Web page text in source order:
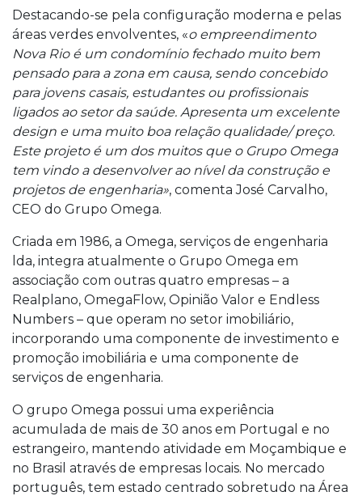
Destacando-se pela configuração moderna e pelas
áreas verdes envolventes, «o empreendimento
Nova Rio é um condomínio fechado muito bem
pensado para a zona em causa, sendo concebido
para jovens casais, estudantes ou profissionais
ligados ao setor da saúde. Apresenta um excelente
design e uma muito boa relação qualidade/ preço.
Este projeto é um dos muitos que o Grupo Omega
tem vindo a desenvolver ao nível da construção e
projetos de engenharia», comenta José Carvalho,
CEO do Grupo Omega.
Criada em 1986, a Omega, serviços de engenharia
lda, integra atualmente o Grupo Omega em
associação com outras quatro empresas – a
Realplano, OmegaFlow, Opinião Valor e Endless
Numbers – que operam no setor imobiliário,
incorporando uma componente de investimento e
promoção imobiliária e uma componente de
serviços de engenharia.
O grupo Omega possui uma experiência
acumulada de mais de 30 anos em Portugal e no
estrangeiro, mantendo atividade em Moçambique e
no Brasil através de empresas locais. No mercado
português, tem estado centrado sobretudo na Área